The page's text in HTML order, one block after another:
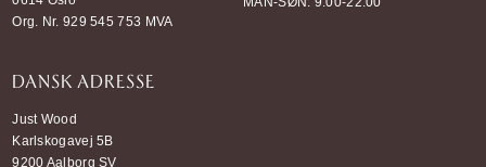
Org. Nr. 929 545 753 MVA
DANSK ADRESSE
Just Wood
Karlskogavej 5B
9200 Aalborg SV